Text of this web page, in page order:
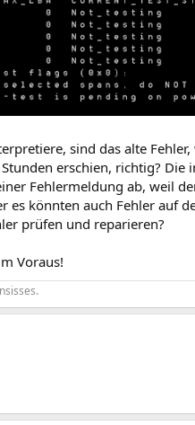
sind das alte
erschien, richtig? Die
Fehlermeldung ab, weil
es könnten auch Fehler auf
prüfen und reparieren?
Voraus!